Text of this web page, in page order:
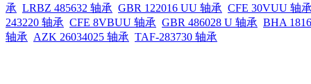
承 LRBZ 485632 轴承 GBR 122016 UU 轴承 CFE 30VUU 轴
243220 轴承 CFE 8VBUU 轴承 GBR 486028 U 轴承 BHA
轴承 AZK 26034025 轴承 TAF-283730 轴承